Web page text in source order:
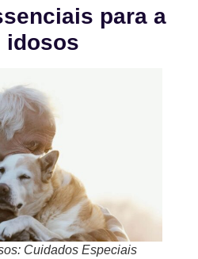
para a
idosos
Cuidados Especiais